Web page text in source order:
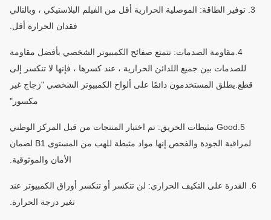
3. توفير الطاقة: الموصلية الحرارية أقل من الفيلم البلاستيكي ، وبالتالي
فقدان الحرارة أقل.
4.مقاومة الصدمات: تتمتع صفائح الكمبيوتر الشخصي بأفضل مقاومة
للصدمات بين جميع اللدائن الحرارية ، عند كسرها ، فإنها لا تنكسر إلى
قطع.يطلق المستخدمون دائمًا على ألواح الكمبيوتر الشخصي "زجاج غير
مكسور"
5.Good مثبطات الحريق: تم اختبار المنتجات من قبل المركز الوطني
لمراقبة الجودة والفحص.إنها مواد مثبطة للهب من المستوى B1 لضمان
الأمان والموثوقية.
6. القدرة على التكيف الحراري: لن تتكسر أو تنكسر أوراق الكمبيوتر عند
تغير درجة الحرارة.